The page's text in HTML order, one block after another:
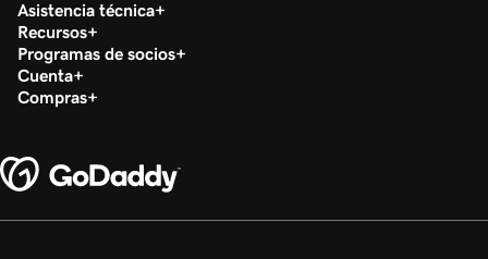
Asistencia técnica
Recursos
Programas de socios
Cuenta
Compras